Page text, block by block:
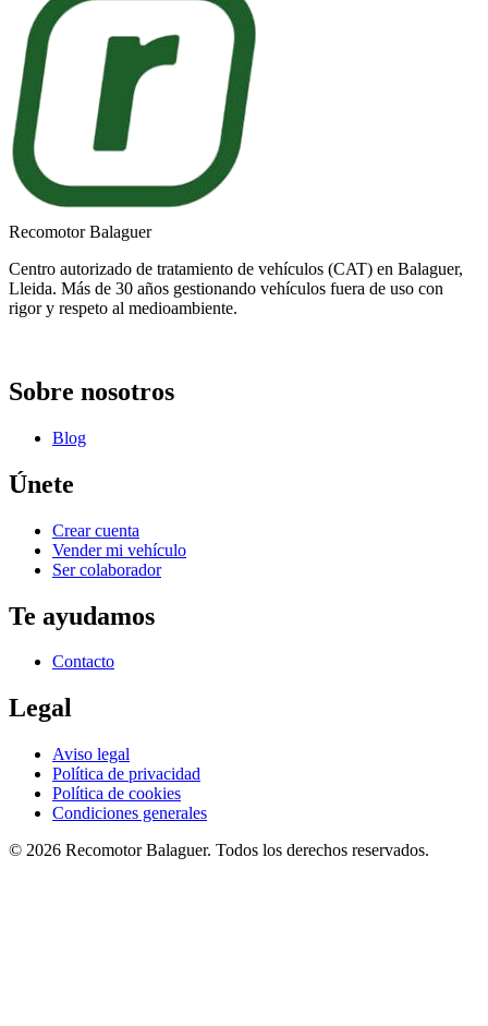
Recomotor Balaguer
Centro autorizado de tratamiento de vehículos (CAT) en Balaguer,
Lleida. Más de 30 años gestionando vehículos fuera de uso con
rigor y respeto al medioambiente.
Sobre nosotros
Blog
Únete
Crear cuenta
Vender mi vehículo
Ser colaborador
Te ayudamos
Contacto
Legal
Aviso legal
Política de privacidad
Política de cookies
Condiciones generales
© 2026 RecomotorBalaguer. Todos los derechos reservados.